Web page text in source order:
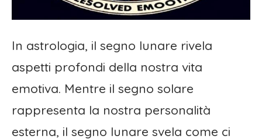
In astrologia, il segno lunare rivela
aspetti profondi della nostra vita
emotiva. Mentre il segno solare
rappresenta la nostra personalità
esterna, il segno lunare svela come ci